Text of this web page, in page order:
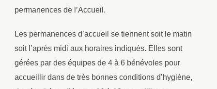
permanences de l’Accueil.
Les permanences d’accueil se tiennent soit le matin
soit l’après midi aux horaires indiqués. Elles sont
gérées par des équipes de 4 à 6 bénévoles pour
accueillir dans de très bonnes conditions d’hygiène,